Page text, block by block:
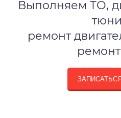
Выполняем ТО,
ремонт